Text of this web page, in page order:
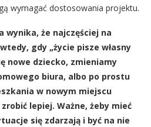
wymagać dostosowania projektu.
wynika, że najczęściej na
gdy „życie pisze własny
nowe dziecko, zmieniamy
biura, albo po prostu
w nowym miejscu
lepiej. Ważne, żeby mieć
się zdarzają i być na nie